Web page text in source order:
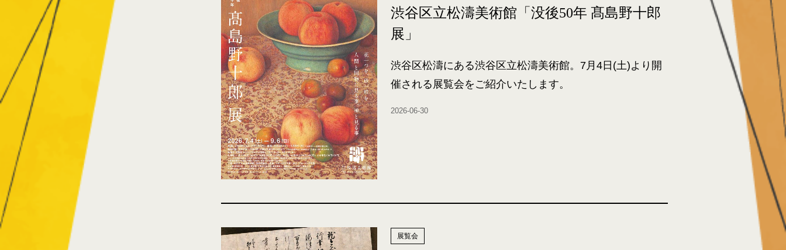
渋谷区立松濤美術館「没後50年 髙島野十郎
展」
渋谷区松濤にある渋谷区立松濤美術館。7月4日(土)より開
催される展覧会をご紹介いたします。
2026-06-30
展覧会